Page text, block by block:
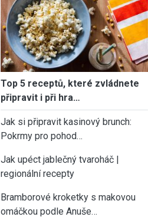
Top 5 receptů, které zvládnete
připravit i při hra…
Jak si připravit kasinový brunch:
Pokrmy pro pohod…
Jak upéct jablečný tvaroháč |
regionální recepty
Bramborové kroketky s makovou
omáčkou podle Anuše…